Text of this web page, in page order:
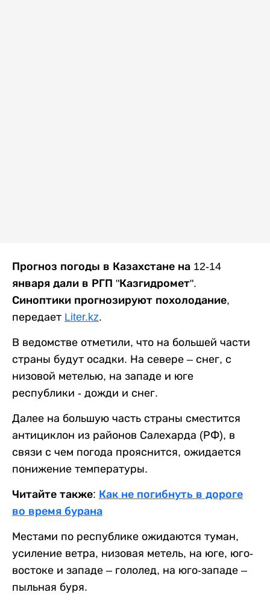
Прогноз погоды в Казахстане на 12-14
января дали в РГП "Казгидромет".
Синоптики прогнозируют похолодание,
передает Liter.kz.
В ведомстве отметили, что на большей части
страны будут осадки. На севере – снег, с
низовой метелью, на западе и юге
республики - дожди и снег.
Далее на большую часть страны сместится
антициклон из районов Салехарда (РФ), в
связи с чем погода прояснится, ожидается
понижение температуры.
Читайте также: Как не погибнуть в дороге
во время бурана
Местами по республике ожидаются туман,
усиление ветра, низовая метель, на юге, юго-
востоке и западе – гололед, на юго-западе –
пыльная буря.